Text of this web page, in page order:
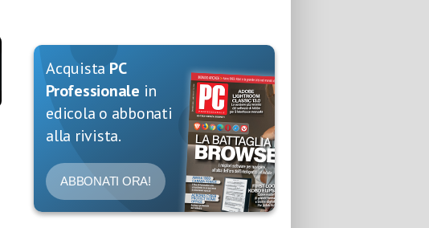
Acquista PC
Professionale in
edicola o abbonati
alla rivista.
ABBONATI ORA!